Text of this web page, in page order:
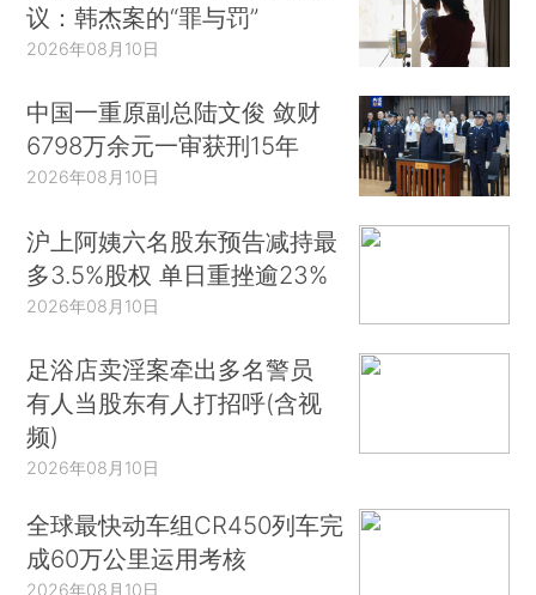
议：韩杰案的“罪与罚”
2026年08月10日
中国一重原副总陆文俊 敛财
6798万余元一审获刑15年
2026年08月10日
沪上阿姨六名股东预告减持最
多3.5%股权 单日重挫逾23%
2026年08月10日
足浴店卖淫案牵出多名警员
有人当股东有人打招呼(含视
频)
2026年08月10日
全球最快动车组CR450列车完
成60万公里运用考核
2026年08月10日